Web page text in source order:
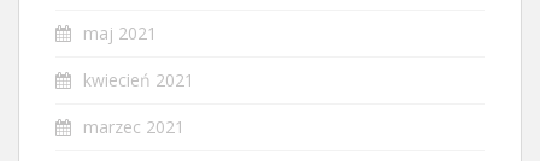
maj 2021
kwiecień 2021
marzec 2021